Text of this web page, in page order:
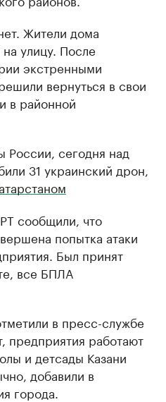
Жители дома
улицу. После
экстренными
вернуться в свои
в районной
сегодня над
31 украинский дрон,
сообщили, что
попытка атаки
Был принят
все БПЛА
в пресс-службе
предприятия работают
и детсады Казани
добавили в
города.